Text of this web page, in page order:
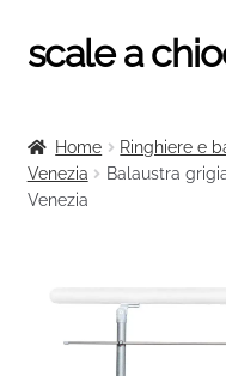
Vai
alla
Vai
al
scale a
Tutte le scale
Ringhiere e balaustre
Home Ringhiere e
Venezia
Balaustra
Venezia